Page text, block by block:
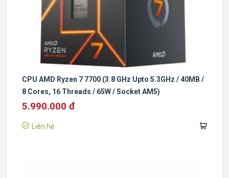
CPU AMD Ryzen 7 7700 (3.8 GHz Upto 5.3GHz / 40MB /
8 Cores, 16 Threads / 65W / Socket AM5)
5.990.000 đ
Liên hệ